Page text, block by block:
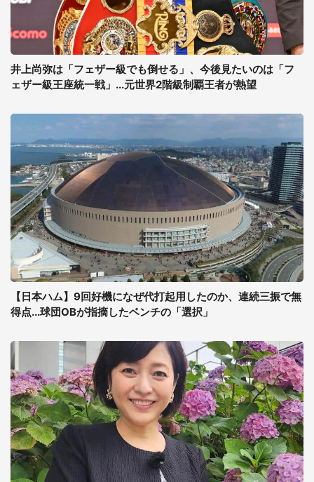
井上尚弥は「フェザー級でも倒せる」、今後見たいのは「フ
ェザー級王座統一戦」...元世界2階級制覇王者が熱望
【日本ハム】9回好機になぜ代打起用したのか、連続三振で無
得点...球団OBが指摘したベンチの「選択」